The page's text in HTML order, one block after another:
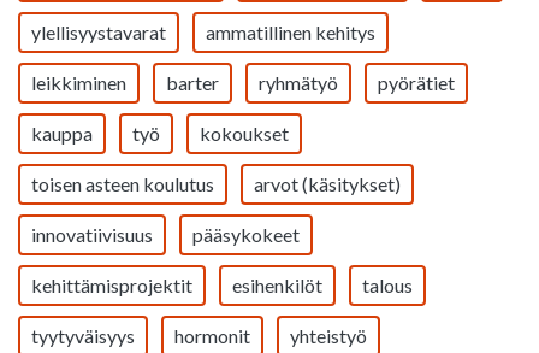
ylellisyystavarat ammatillinen kehitys
leikkiminen barter ryhmätyö pyörätiet
kauppa työ kokoukset
toisen asteen koulutus arvot (käsitykset)
innovatiivisuus pääsykokeet
kehittämisprojektit esihenkilöt talous
tyytyväisyys hormonit yhteistyö